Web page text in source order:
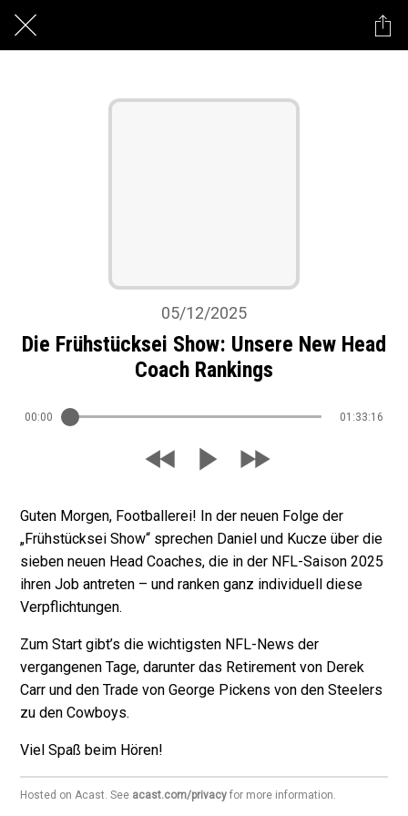
05/12/2025
Die Frühstücksei Show: Unsere New Head
Coach Rankings
00:00 01:33:16
Guten Morgen, Footballerei! In der neuen Folge der
„Frühstücksei Show“ sprechen Daniel und Kucze über die
sieben neuen Head Coaches, die in der NFL-Saison 2025
ihren Job antreten – und ranken ganz individuell diese
Verpflichtungen.
Zum Start gibt’s die wichtigsten NFL-News der
vergangenen Tage, darunter das Retirement von Derek
Carr und den Trade von George Pickens von den Steelers
zu den Cowboys.
Viel Spaß beim Hören!
Hosted on Acast. See acast.com/privacy for more information.